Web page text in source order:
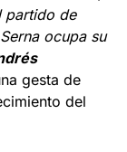
partido de
ocupa su
gesta de
del